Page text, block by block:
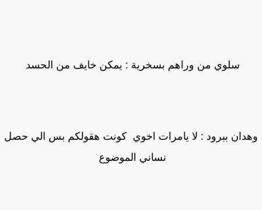
سلوي من وراهم بسخرية : يمكن خايف من الحسد
ببرود : لا يامرات اخوي كونت هقولكم بس الي حصل
نساني الموضوع